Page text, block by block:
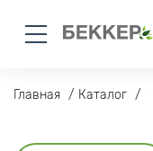
Главная Каталог